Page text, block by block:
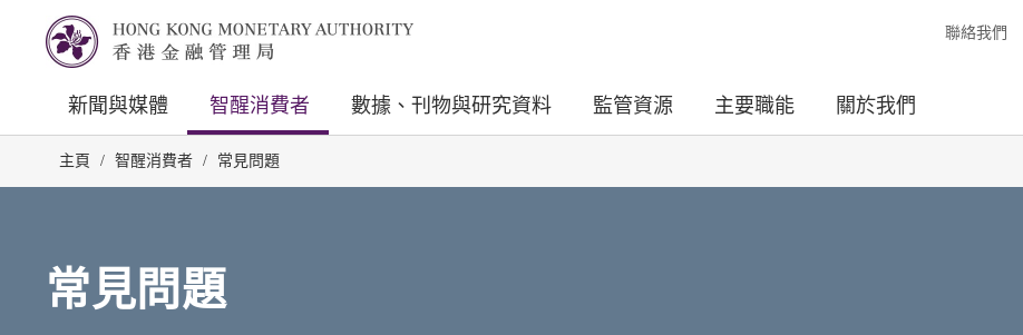
聯絡我們
新聞與媒體 智醒消費者 數據、刊物與研究資料 監管資源 主要職能 關於我們
主頁 / 智醒消費者 / 常見問題
常見問題